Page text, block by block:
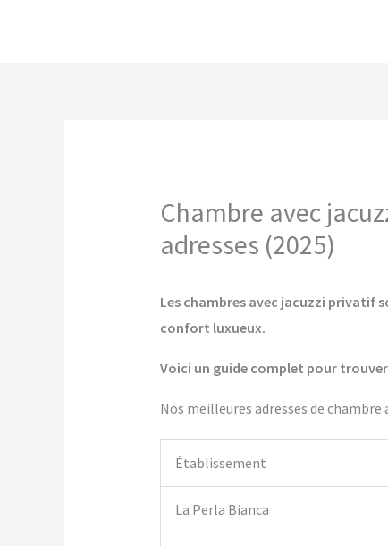
Chambre avec
adresses (2025)
Les chambres avec jacuzzi privatif
confort luxueux.
Voici un guide complet pour
Nos meilleures adresses de
Établissement
La Perla Bianca